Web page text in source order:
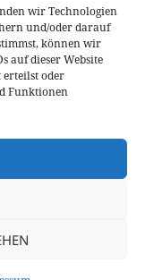
wir Technologien
und/oder darauf
können wir
auf dieser Website
oder
Funktionen
präsentieren
3, der von
Main gefahren
die einem
Terrain, auf
G 120